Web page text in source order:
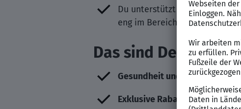
Du unterstützt den Onshore-
eng im Bereich der
Das sind Deine
Gesundheit und Fitness: Bleib
Exklusive Rabatte: Sichere